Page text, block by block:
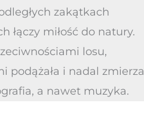
zakątkach
miłość do natury.
losu,
podążała i nadal zmierza
a nawet muzyka.